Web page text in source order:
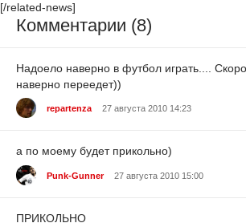
[/related-news]
Комментарии (8)
Надоело наверно в футбол играть....
наверно переедет))
repartenza 27 августа 2010 14:23
а по моему будет прикольно)
Punk-Gunner 27 августа 2010 15:00
ПРИКОЛЬНО